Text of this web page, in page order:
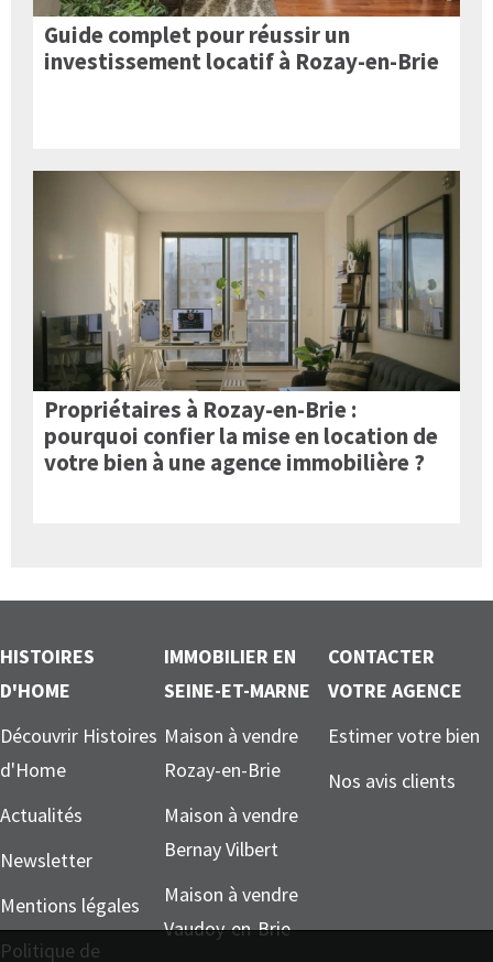
Guide complet pour réussir un
investissement locatif à Rozay-en-Brie
Propriétaires à Rozay-en-Brie :
pourquoi confier la mise en location de
votre bien à une agence immobilière ?
HISTOIRES
D'HOME
Découvrir Histoires
d'Home
Actualités
Newsletter
Mentions légales
Politique de
IMMOBILIER EN
SEINE-ET-MARNE
Maison à vendre
Rozay-en-Brie
Maison à vendre
Bernay Vilbert
Maison à vendre
Vaudoy-en-Brie
CONTACTER
VOTRE AGENCE
Estimer votre bien
Nos avis clients